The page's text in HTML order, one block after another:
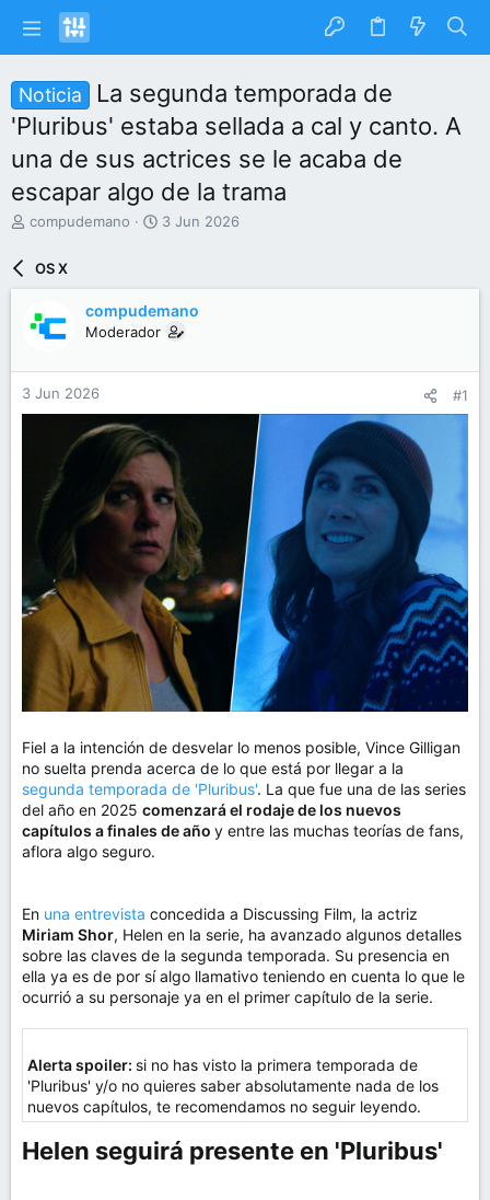
Noticia
La segunda temporada de
'Pluribus' estaba sellada a cal y canto. A
una de sus actrices se le acaba de
escapar algo de la trama
I
a
r
d
e
compudemano
F
d
e
n
c
i
o
3 Jun 2026
OS X
compudemano
Moderador
3 Jun 2026 #1
Fiel a la intención de desvelar lo menos posible, Vince Gilligan
no suelta prenda acerca de lo que está por llegar a la
segunda temporada de 'Pluribus'. La que fue una de las series
del año en 2025 comenzará el rodaje de los nuevos
capítulos a finales de año y entre las muchas teorías de fans,
aflora algo seguro.
En una entrevista concedida a Discussing Film, la actriz
Miriam Shor, Helen en la serie, ha avanzado algunos detalles
sobre las claves de la segunda temporada. Su presencia en
ella ya es de por sí algo llamativo teniendo en cuenta lo que le
ocurrió a su personaje ya en el primer capítulo de la serie.
Alerta spoiler: si no has visto la primera temporada de
'Pluribus' y/o no quieres saber absolutamente nada de los
nuevos capítulos, te recomendamos no seguir leyendo.
Helen seguirá presente en 'Pluribus'​